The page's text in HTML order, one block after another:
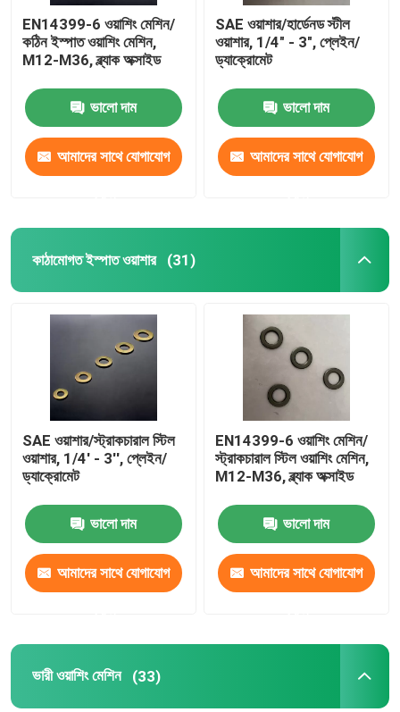
আমাদের সম্পর্কে
কারখানা ভ্রমণ
মান নিয়ন্ত্রণ
ফ্ল্যাট স্টীল ওয়াশার
কাঠামোগত ইস্পাত ওয়াশার
EN14399-6 ওয়াশিং মেশিন/
কঠিন ইস্পাত ওয়াশিং মেশিন,
M12-M36, ব্ল্যাক অক্সাইড
ভালো দাম
আমাদের সাথে যোগাযোগ
SAE ওয়াশার/হার্ডেনড স্টীল
ওয়াশার, 1/4" - 3", প্লেইন/
ড্যাক্রোমেট
ভালো দাম
আমাদের সাথে যোগাযোগ
কাঠামোগত ইস্পাত ওয়াশার (31)
SAE ওয়াশার/স্ট্রাকচারাল স্টিল
ওয়াশার, 1/4' - 3'', প্লেইন/
ড্যাক্রোমেট
ভালো দাম
আমাদের সাথে যোগাযোগ
EN14399-6 ওয়াশিং মেশিন/
স্ট্রাকচারাল স্টিল ওয়াশিং মেশিন,
M12-M36, ব্ল্যাক অক্সাইড
ভালো দাম
আমাদের সাথে যোগাযোগ
ভারী ওয়াশিং মেশিন (33)